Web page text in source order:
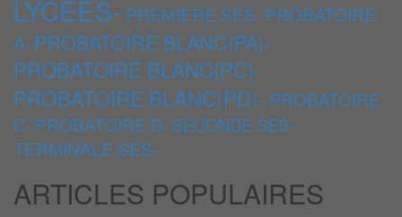
LYCEES- PREMIERE SES- PROBATOIRE
A- PROBATOIRE BLANC(PA)-
PROBATOIRE BLANC(PC)-
PROBATOIRE BLANC(PD)- PROBATOIRE
C- PROBATOIRE D-SECONDE SES-
TERMINALE SES-
ARTICLES POPULAIRES